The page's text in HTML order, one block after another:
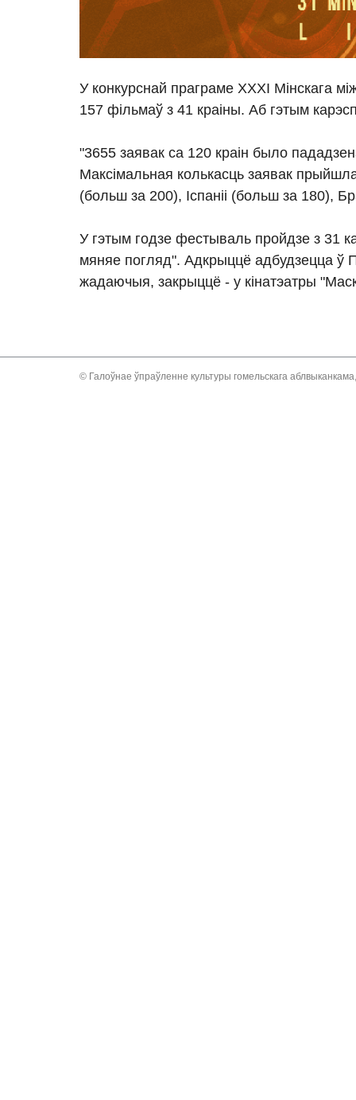
У конкурснай праграме XXXI Мінскага
157 фільмаў з 41 краіны. Аб гэтым
"3655 заявак са 120 краін было
Максімальная колькасць заявак
(больш за 200), Іспаніі (больш за 180),
У гэтым годзе фестываль пройдзе з 31
мяняе погляд". Адкрыццё адбудзецца ў
жадаючыя, закрыццё - у кінатэатры
© Галоўнае ўпраўленне культуры гомельскага